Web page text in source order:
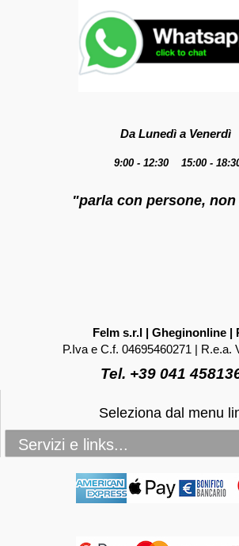
Da Lunedì a Venerdì
9:00 - 12:30 15:00 -
"parla con persone,
Felm s.r.l | Gheginonline |
P.Iva e C.f. 04695460271 | R.e.a.
Tel. +39 041
Seleziona dal menu